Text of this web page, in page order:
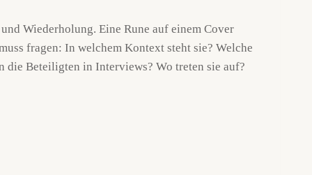
Wiederholung. Eine Rune auf einem Cover
fragen: In welchem Kontext steht sie? Welche
die Beteiligten in Interviews? Wo treten sie auf?